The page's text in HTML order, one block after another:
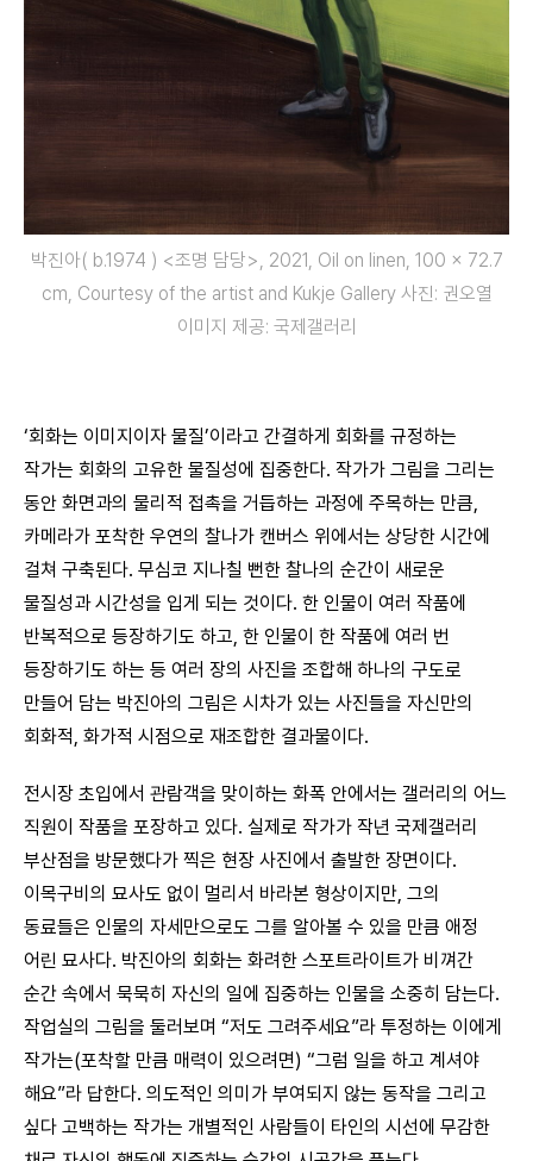
박진아( b.1974 ) <조명 담당>, 2021, Oil on linen, 100 x 72.7
cm, Courtesy of the artist and Kukje Gallery 사진: 권오열
이미지 제공: 국제갤러리
‘회화는 이미지이자 물질’이라고 간결하게 회화를 규정하는
작가는 회화의 고유한 물질성에 집중한다. 작가가 그림을 그리는
동안 화면과의 물리적 접촉을 거듭하는 과정에 주목하는 만큼,
카메라가 포착한 우연의 찰나가 캔버스 위에서는 상당한 시간에
걸쳐 구축된다. 무심코 지나칠 뻔한 찰나의 순간이 새로운
물질성과 시간성을 입게 되는 것이다. 한 인물이 여러 작품에
반복적으로 등장하기도 하고, 한 인물이 한 작품에 여러 번
등장하기도 하는 등 여러 장의 사진을 조합해 하나의 구도로
만들어 담는 박진아의 그림은 시차가 있는 사진들을 자신만의
회화적, 화가적 시점으로 재조합한 결과물이다.
전시장 초입에서 관람객을 맞이하는 화폭 안에서는 갤러리의 어느
직원이 작품을 포장하고 있다. 실제로 작가가 작년 국제갤러리
부산점을 방문했다가 찍은 현장 사진에서 출발한 장면이다.
이목구비의 묘사도 없이 멀리서 바라본 형상이지만, 그의
동료들은 인물의 자세만으로도 그를 알아볼 수 있을 만큼 애정
어린 묘사다. 박진아의 회화는 화려한 스포트라이트가 비껴간
순간 속에서 묵묵히 자신의 일에 집중하는 인물을 소중히 담는다.
작업실의 그림을 둘러보며 “저도 그려주세요”라 투정하는 이에게
작가는(포착할 만큼 매력이 있으려면) “그럼 일을 하고 계셔야
해요”라 답한다. 의도적인 의미가 부여되지 않는 동작을 그리고
싶다 고백하는 작가는 개별적인 사람들이 타인의 시선에 무감한